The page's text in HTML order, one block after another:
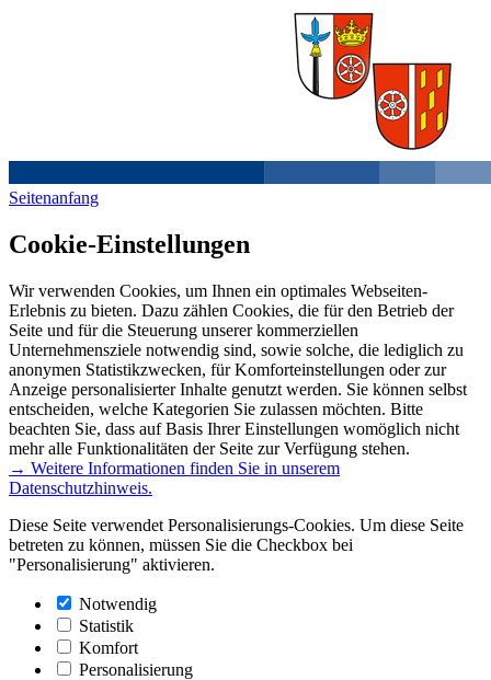
Seitenanfang
Cookie-Einstellungen
Wir verwenden Cookies, um Ihnen ein optimales Webseiten-
Erlebnis zu bieten. Dazu zählen Cookies, die für den Betrieb der
Seite und für die Steuerung unserer kommerziellen
Unternehmensziele notwendig sind, sowie solche, die lediglich zu
anonymen Statistikzwecken, für Komforteinstellungen oder zur
Anzeige personalisierter Inhalte genutzt werden. Sie können selbst
entscheiden, welche Kategorien Sie zulassen möchten. Bitte
beachten Sie, dass auf Basis Ihrer Einstellungen womöglich nicht
mehr alle Funktionalitäten der Seite zur Verfügung stehen.
→ Weitere Informationen finden Sie in unserem
Datenschutzhinweis.
Diese Seite verwendet Personalisierungs-Cookies. Um diese Seite
betreten zu können, müssen Sie die Checkbox bei
"Personalisierung" aktivieren.
Notwendig
Statistik
Komfort
Personalisierung